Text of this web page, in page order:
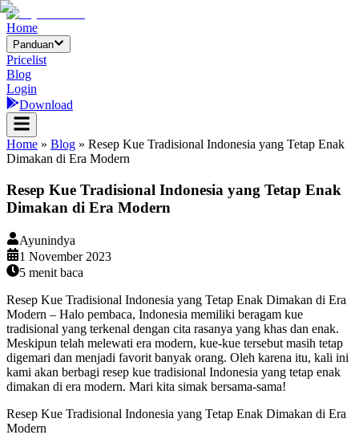
Home
Panduan
Pricelist
Blog
Login
Download
Home » Blog » Resep Kue Tradisional Indonesia yang Tetap Enak
Dimakan di Era Modern
Resep Kue Tradisional Indonesia yang Tetap Enak
Dimakan di Era Modern
Ayunindya
1 November 2023
5 menit baca
Resep Kue Tradisional Indonesia yang Tetap Enak Dimakan di Era
Modern – Halo pembaca, Indonesia memiliki beragam kue
tradisional yang terkenal dengan cita rasanya yang khas dan enak.
Meskipun telah melewati era modern, kue-kue tersebut masih tetap
digemari dan menjadi favorit banyak orang. Oleh karena itu, kali ini
kami akan berbagi resep kue tradisional Indonesia yang tetap enak
dimakan di era modern. Mari kita simak bersama-sama!
Resep Kue Tradisional Indonesia yang Tetap Enak Dimakan di Era
Modern